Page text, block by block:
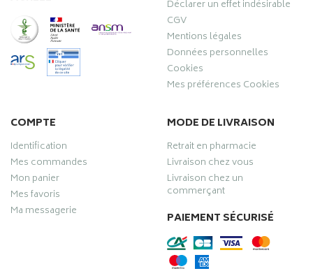
Déclarer un effet indésirable
CGV
Mentions légales
Données personnelles
Cookies
Mes préférences Cookies
COMPTE
Identification
Mes commandes
Mon panier
Mes favoris
Ma messagerie
MODE DE LIVRAISON
Retrait en pharmacie
Livraison chez vous
Livraison chez un
commerçant
PAIEMENT SÉCURISÉ